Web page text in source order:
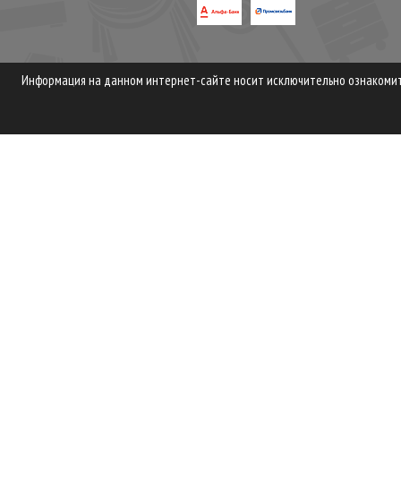
Информация на данном интернет-сайте носит исключительно